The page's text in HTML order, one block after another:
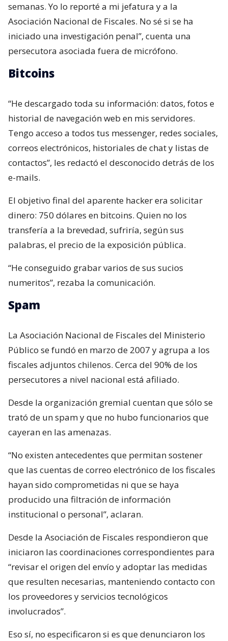
semanas. Yo lo reporté a mi jefatura y a la
Asociación Nacional de Fiscales. No sé si se ha
iniciado una investigación penal”, cuenta una
persecutora asociada fuera de micrófono.
Bitcoins
“He descargado toda su información: datos, fotos e
historial de navegación web en mis servidores.
Tengo acceso a todos tus messenger, redes sociales,
correos electrónicos, historiales de chat y listas de
contactos”, les redactó el desconocido detrás de los
e-mails.
El objetivo final del aparente hacker era solicitar
dinero: 750 dólares en bitcoins. Quien no los
transfería a la brevedad, sufriría, según sus
palabras, el precio de la exposición pública.
“He conseguido grabar varios de sus sucios
numeritos”, rezaba la comunicación.
Spam
La Asociación Nacional de Fiscales del Ministerio
Público se fundó en marzo de 2007 y agrupa a los
fiscales adjuntos chilenos. Cerca del 90% de los
persecutores a nivel nacional está afiliado.
Desde la organización gremial cuentan que sólo se
trató de un spam y que no hubo funcionarios que
cayeran en las amenazas.
“No existen antecedentes que permitan sostener
que las cuentas de correo electrónico de los fiscales
hayan sido comprometidas ni que se haya
producido una filtración de información
institucional o personal”, aclaran.
Desde la Asociación de Fiscales respondieron que
iniciaron las coordinaciones correspondientes para
“revisar el origen del envío y adoptar las medidas
que resulten necesarias, manteniendo contacto con
los proveedores y servicios tecnológicos
involucrados”.
Eso sí, no especificaron si es que denunciaron los